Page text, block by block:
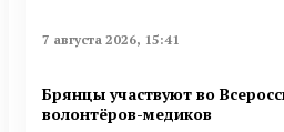
7 августа 2026, 15:41
Брянцы участвуют во
волонтёров-медиков